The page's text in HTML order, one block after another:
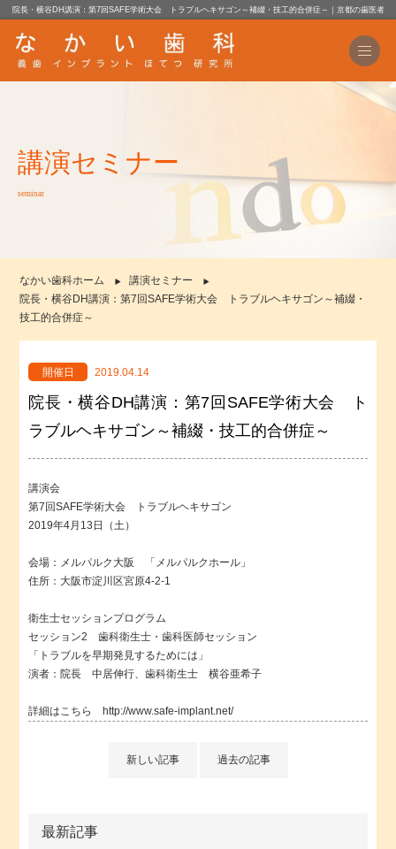
院長・横谷DH講演：第7回SAFE学術大会 トラブルヘキサゴン～補綴・技工的合併症～｜京都の歯医者
講演セミナー
seminar
なかい歯科ホーム
講演セミナー
院長・横谷DH講演：第7回SAFE学術大会 トラブルヘキサゴン～補綴・
技工的合併症～
開催日 2019.04.14
院長・横谷DH講演：第7回SAFE学術大会 ト
ラブルヘキサゴン～補綴・技工的合併症～
講演会
第7回SAFE学術大会 トラブルヘキサゴン
2019年4月13日（土）
会場：メルパルク大阪 「メルパルクホール」
住所：大阪市淀川区宮原4-2-1
衛生士セッションプログラム
セッション2 歯科衛生士・歯科医師セッション
「トラブルを早期発見するためには」
演者：院長 中居伸行、歯科衛生士 横谷亜希子
詳細はこちら http://www.safe-implant.net/
新しい記事 過去の記事
最新記事